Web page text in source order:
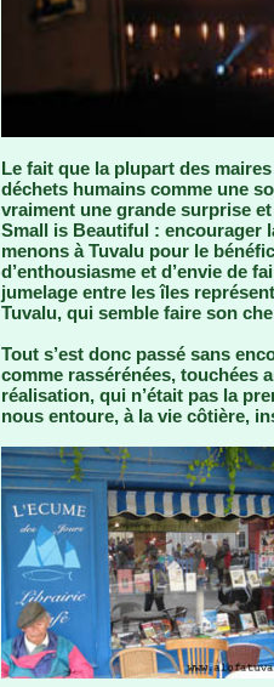
Le fait que la plupart des
déchets humains comme une
vraiment une grande surprise
Small is Beautiful : encourager
menons à Tuvalu pour le
d’enthousiasme et d’envie de
jumelage entre les îles
Tuvalu, qui semble faire son
Tout s’est donc passé sans
comme rassérénées, touchées
réalisation, qui n’était pas la
nous entoure, à la vie côtière,